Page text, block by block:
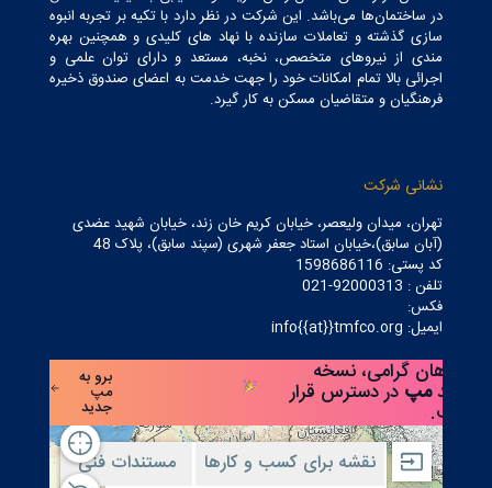
در ساختمان‌ها می‌باشد. این شرکت در نظر دارد با تکیه بر تجربه انبوه
سازی گذشته و تعاملات سازنده با نهاد های کلیدی و همچنین بهره
مندی از نیروهای متخصص، نخبه، مستعد و دارای توان علمی و
اجرائی بالا تمام امکانات خود را جهت خدمت به اعضای صندوق ذخیره
فرهنگیان و متقاضیان مسکن به کار گیرد.
نشانی شرکت
تهران، میدان ولیعصر، خیابان کریم خان زند، خیابان شهید عضدی
(آبان سابق)،خیابان استاد جعفر شهری (سپند سابق)، پلاک 48
کد پستی: 1598686116
تلفن : 92000313-021
فکس:
ایمیل: info{{at}}tmfco.org